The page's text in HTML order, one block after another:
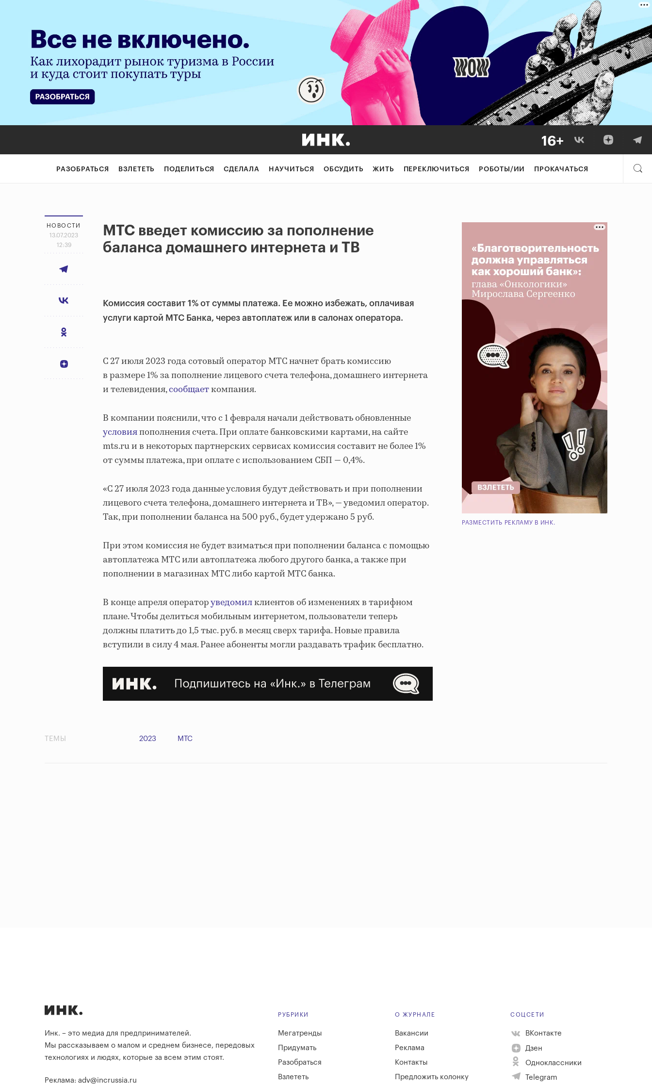
РАЗОБРАТЬСЯ ВЗЛЕТЕТЬ ПОДЕЛИТЬСЯ СДЕЛАЛА НАУЧИТЬСЯ ОБСУДИТЬ ЖИТЬ ПЕРЕКЛЮЧИТЬСЯ РОБОТЫ/ИИ ПРОКАЧАТЬСЯ
НОВОСТИ
13.07.2023
12:39
МТС введет комиссию за пополнение
баланса домашнего интернета и ТВ
Комиссия составит 1% от суммы платежа. Ее можно избежать, оплачивая
услуги картой МТС Банка, через автоплатеж или в салонах оператора.
С 27 июля 2023 года сотовый оператор МТС начнет брать комиссию
в размере 1% за пополнение лицевого счета телефона, домашнего интернета
и телевидения,сообщаеткомпания.
В компании пояснили, что с 1 февраля начали действовать обновленные
условияпополнения счета. При оплате банковскими картами, на сайте
mts.ru и в некоторых партнерских сервисах комиссия составит не более 1%
от суммы платежа, при оплате с использованием СБП — 0,4%.
«С 27 июля 2023 года данные условия будут действовать и при пополнении
лицевого счета телефона, домашнего интернета и ТВ», — уведомил оператор.
Так, при пополнении баланса на 500 руб., будет удержано 5 руб.
При этом комиссия не будет взиматься при пополнении баланса с помощью
автоплатежа МТС или автоплатежа любого другого банка, а также при
пополнении в магазинах МТС либо картой МТС банка.
В конце апреля операторуведомилклиентов об изменениях в тарифном
плане. Чтобы делиться мобильным интернетом, пользователи теперь
должны платить до 1,5 тыс. руб. в месяц сверх тарифа. Новые правила
вступили в силу 4 мая. Ранее абоненты могли раздавать трафик бесплатно.
РАЗМЕСТИТЬ РЕКЛАМУ В ИНК.
ТЕМЫ 2023 МТС
Инк. – это медиа для предпринимателей.
Мы рассказываем о малом и среднем бизнесе, передовых
технологиях и людях, которые за всем этим стоят.
Реклама: adv@incrussia.ru
РУБРИКИ
Мегатренды
Придумать
Разобраться
Взлететь
О ЖУРНАЛЕ
Вакансии
Реклама
Контакты
Предложить колонку
СОЦСЕТИ
ВКонтакте
Дзен
Одноклассники
Telegram